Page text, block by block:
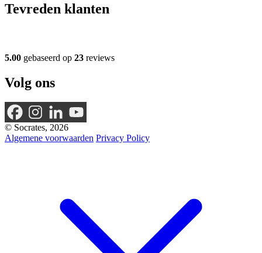
Tevreden klanten
5.00 gebaseerd op 23 reviews
Volg ons
© Socrates, 2026
Algemene voorwaarden Privacy Policy